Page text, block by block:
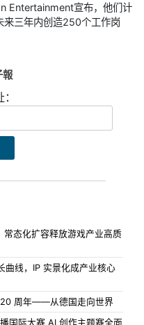
Entertainment宣布，他们计
三年内创造250个工作岗
報
态化扩容释放游戏产业高质
曲线，IP 实景化成产业核心
周年——从德国走向世界
国际大赛 AI 创作主题赛全面